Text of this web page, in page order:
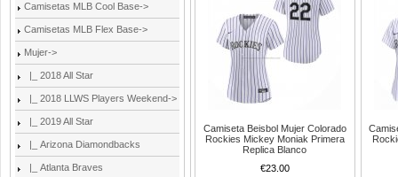
Camisetas MLB Cool Base->
Camisetas MLB Flex Base->
Mujer->
|_ 2018 All Star
|_ 2018 LLWS Players Weekend->
|_ 2019 All Star
|_ Arizona Diamondbacks
|_ Atlanta Braves
Camiseta Beisbol Mujer Colorado
Rockies Mickey Moniak Primera
Replica Blanco
€23.00